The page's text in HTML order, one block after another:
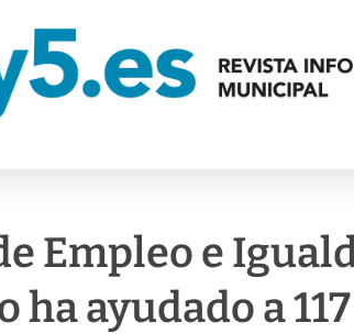
Empleo e
ayudado a